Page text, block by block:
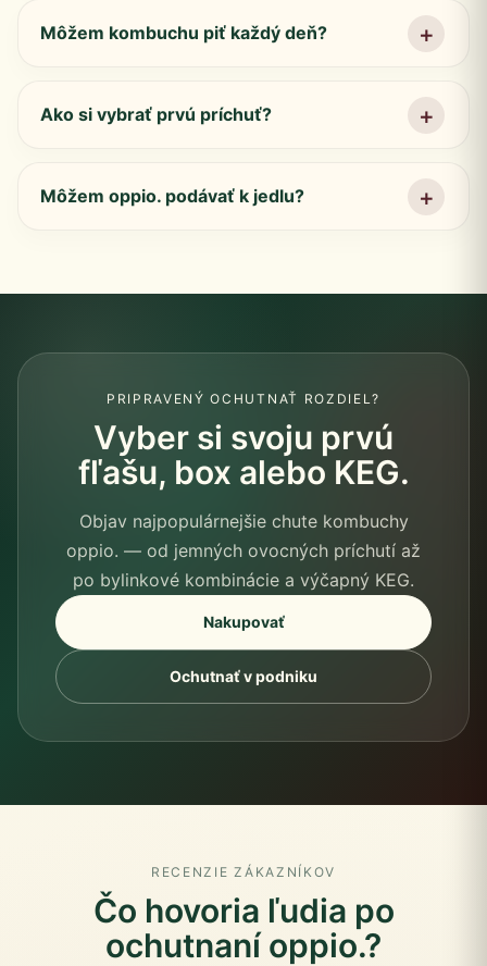
Môžem kombuchu piť každý deň?
Ako si vybrať prvú príchuť?
Môžem oppio. podávať k jedlu?
PRIPRAVENÝ OCHUTNAŤ ROZDIEL?
Vyber si svoju prvú
fľašu, box alebo KEG.
Objav najpopulárnejšie chute kombuchy
oppio. — od jemných ovocných príchutí až
po bylinkové kombinácie a výčapný KEG.
Nakupovať
Ochutnať v podniku
RECENZIE ZÁKAZNÍKOV
Čo hovoria ľudia po
ochutnaní oppio.?